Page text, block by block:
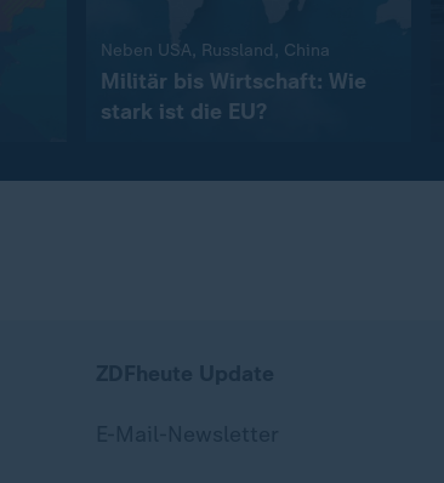
Neben USA, Russland, China
Militär bis Wirtschaft: Wie
stark ist die EU?